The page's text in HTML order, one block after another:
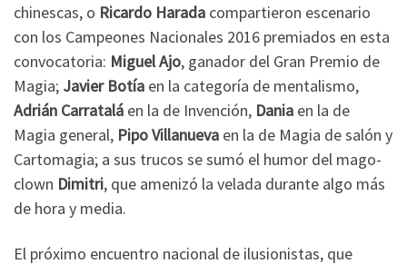
chinescas, o Ricardo Harada compartieron escenario
con los Campeones Nacionales 2016 premiados en esta
convocatoria: Miguel Ajo, ganador del Gran Premio de
Magia; Javier Botía en la categoría de mentalismo,
Adrián Carratalá en la de Invención, Dania en la de
Magia general, Pipo Villanueva en la de Magia de salón y
Cartomagia; a sus trucos se sumó el humor del mago-
clown Dimitri, que amenizó la velada durante algo más
de hora y media.
El próximo encuentro nacional de ilusionistas, que